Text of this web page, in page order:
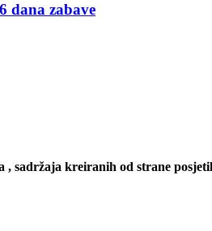
dana zabave
sadržaja kreiranih od strane